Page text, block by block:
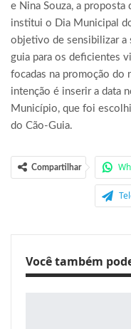
e Nina Souza, a
institui o Dia Municipal
objetivo de sensibilizar a
guia para os deficientes
focadas na promoção do
intenção é inserir a data
Município, que foi
do Cão-Guia.
Compartilhar
Você também